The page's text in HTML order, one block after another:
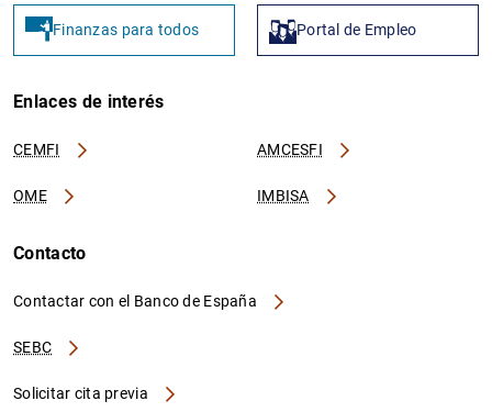
Finanzas para todos Portal de Empleo
Enlaces de interés
CEMFI AMCESFI
OME IMBISA
Contacto
Contactar con el Banco de España
SEBC
Solicitar cita previa